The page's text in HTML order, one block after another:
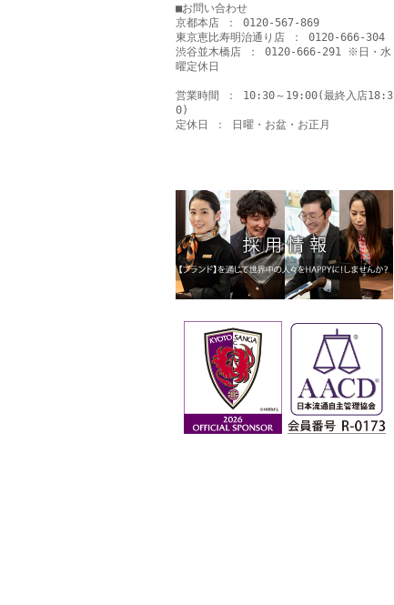
■お問い合わせ
京都本店 ： 0120-567-869
東京恵比寿明治通り店 ： 0120-666-304
渋谷並木橋店 ： 0120-666-291 ※日・水
曜定休日
営業時間 ： 10:30～19:00(最終入店18:3
0)
定休日 ： 日曜・お盆・お正月